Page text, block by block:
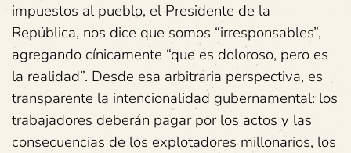
impuestos al pueblo, el Presidente de la
República, nos dice que somos “irresponsables”,
agregando cínicamente “que es doloroso, pero es
la realidad”. Desde esa arbitraria perspectiva, es
transparente la intencionalidad gubernamental: los
trabajadores deberán pagar por los actos y las
consecuencias de los explotadores millonarios, los